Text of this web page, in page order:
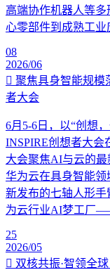
高端协作机器人等
心零部件到成熟工业
08
2026/06
聚焦具身智能规模
者大会
6月5-6日，以“创想
INSPIRE创想者大会
大会聚焦AI与云的
华为云在具身智能
新发布的七轴人形
为云行业AI梦工厂
25
2026/05
双核共振·智领全